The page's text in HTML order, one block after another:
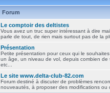
Forum
Le comptoir des deltistes
Vous avez un truc super intéressant à dire
parle de tout, de rien mais surtout pas de la
Présentation
Petite présentation pour ceux qui le
un âge, un niveau de vol, depuis combien de
etc...
Le site www.delta-club-82.com
Forum destiné à discuter de problèmes
nouveautés, à proposer des modifications ou